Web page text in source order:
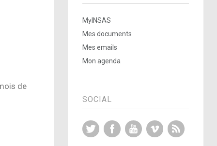
de
MyINSAS
Mes documents
Mes emails
Mon agenda
SOCIAL
Twitter FacebookYouTubeVimeo